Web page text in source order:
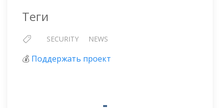
Теги
SECURITY NEWS
💰 Поддержать проект